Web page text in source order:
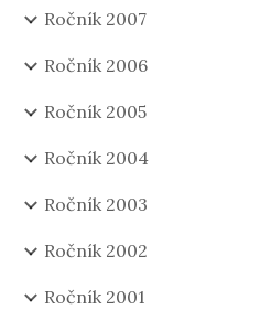
Ročník 2007
Ročník 2006
Ročník 2005
Ročník 2004
Ročník 2003
Ročník 2002
Ročník 2001